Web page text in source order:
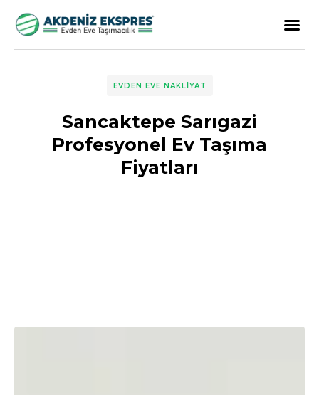
EVDEN EVE NAKLIYAT
Sancaktepe Sarıgazi
Profesyonel Ev Taşıma
Fiyatları